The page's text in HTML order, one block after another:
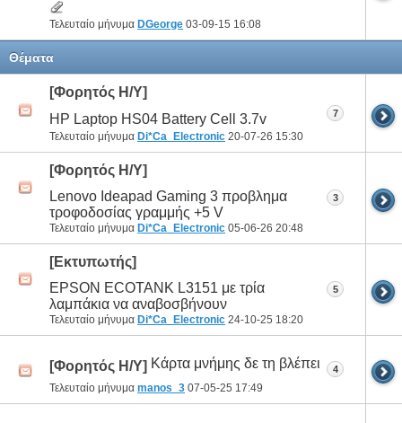
Τελευταίο μήνυμα DGeorge 03-09-15 16:08
Θέματα
[Φορητός Η/Υ]
HP Laptop HS04 Battery Cell 3.7v
Τελευταίο μήνυμα Di*Ca_Electronic 20-07-26 15:30
7
[Φορητός Η/Υ]
Lenovo Ideapad Gaming 3 προβλημα
τροφοδοσίας γραμμής +5 V
Τελευταίο μήνυμα Di*Ca_Electronic 05-06-26 20:48
3
[Εκτυπωτής]
EPSON ECOTANK L3151 με τρία
λαμπάκια να αναβοσβήνουν
Τελευταίο μήνυμα Di*Ca_Electronic 24-10-25 18:20
5
[Φορητός Η/Υ] Κάρτα μνήμης δε τη βλέπει
Τελευταίο μήνυμα manos_3 07-05-25 17:49
4